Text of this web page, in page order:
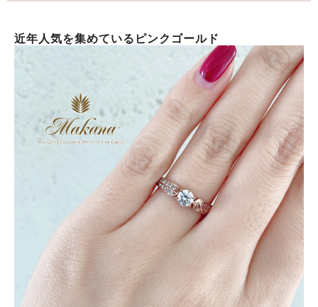
近年人気を集めているピンクゴールド